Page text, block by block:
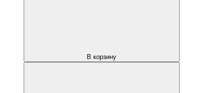
В корзину